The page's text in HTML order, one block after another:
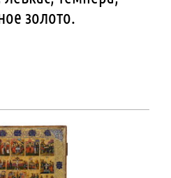
золото.